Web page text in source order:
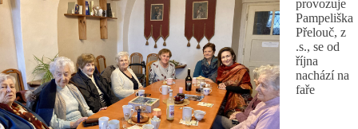
provozuje
Pampeliška
Přelouč, z
.s., se od
října
nachází na
faře